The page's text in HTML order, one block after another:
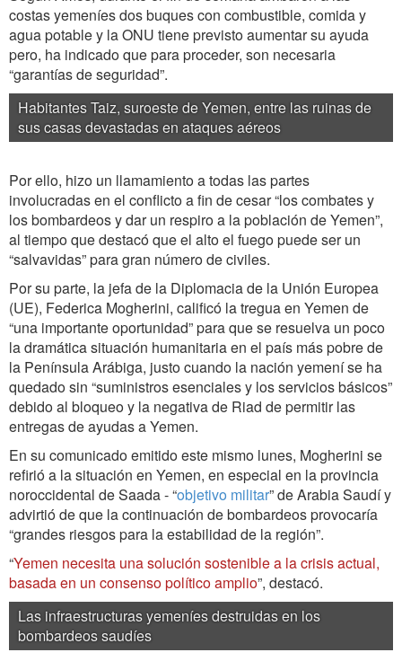
costas yemeníes dos buques con combustible, comida y
agua potable y la ONU tiene previsto aumentar su ayuda
pero, ha indicado que para proceder, son necesaria
“garantías de seguridad”.
Habitantes Taiz, suroeste de Yemen, entre las ruinas de
sus casas devastadas en ataques aéreos
Por ello, hizo un llamamiento a todas las partes
involucradas en el conflicto a fin de cesar “los combates y
los bombardeos y dar un respiro a la población de Yemen”,
al tiempo que destacó que el alto el fuego puede ser un
“salvavidas” para gran número de civiles.
Por su parte, la jefa de la Diplomacia de la Unión Europea
(UE), Federica Mogherini, calificó la tregua en Yemen de
“una importante oportunidad” para que se resuelva un poco
la dramática situación humanitaria en el país más pobre de
la Península Arábiga, justo cuando la nación yemení se ha
quedado sin “suministros esenciales y los servicios básicos”
debido al bloqueo y la negativa de Riad de permitir las
entregas de ayudas a Yemen.
En su comunicado emitido este mismo lunes, Mogherini se
refirió a la situación en Yemen, en especial en la provincia
noroccidental de Saada - “objetivo militar” de Arabia Saudí y
advirtió de que la continuación de bombardeos provocaría
“grandes riesgos para la estabilidad de la región”.
“Yemen necesita una solución sostenible a la crisis actual,
basada en un consenso político amplio”, destacó.
Las infraestructuras yemeníes destruidas en los
bombardeos saudíes